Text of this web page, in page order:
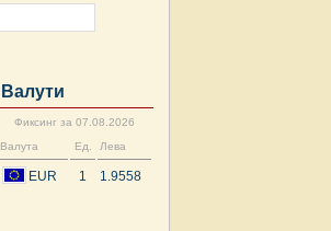
Валути
Фиксинг за 07.08.2026
Валута
Ед. Лева
EUR 1 1.9558